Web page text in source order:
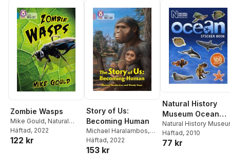
Zombie Wasps
Mike Gould, Natural
History Museum
Häftad, 2022
122 kr
Story of Us:
Becoming Human
Michael Haralambos,
Wendy Hope
History Museum
Häftad, 2022
153 kr
Natural History
Museum Ocean
Sticker Book
Natural History
Häftad, 2010
77 kr